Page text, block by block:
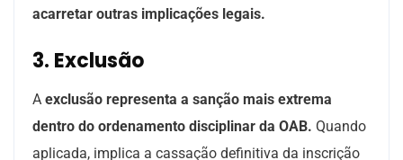
acarretar outras implicações legais.
3. Exclusão
A exclusão representa a sanção mais extrema
dentro do ordenamento disciplinar da OAB. Quando
aplicada, implica a cassação definitiva da inscrição